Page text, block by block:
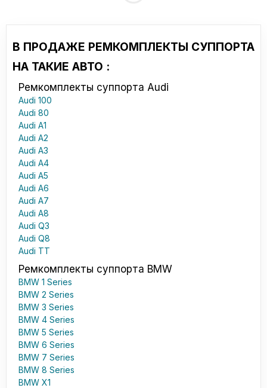
В ПРОДАЖЕ РЕМКОМПЛЕКТЫ СУППОРТА
НА ТАКИЕ АВТО :
Ремкомплекты суппорта Audi
Audi 100
Audi 80
Audi A1
Audi A2
Audi A3
Audi A4
Audi A5
Audi A6
Audi A7
Audi A8
Audi Q3
Audi Q8
Audi TT
Ремкомплекты суппорта BMW
BMW 1 Series
BMW 2 Series
BMW 3 Series
BMW 4 Series
BMW 5 Series
BMW 6 Series
BMW 7 Series
BMW 8 Series
BMW X1